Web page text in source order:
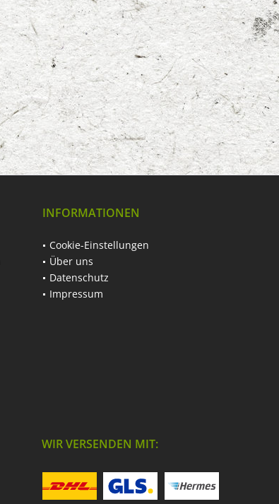
INFORMATIONEN
Cookie-Einstellungen
Über uns
Datenschutz
Impressum
WIR VERSENDEN MIT: